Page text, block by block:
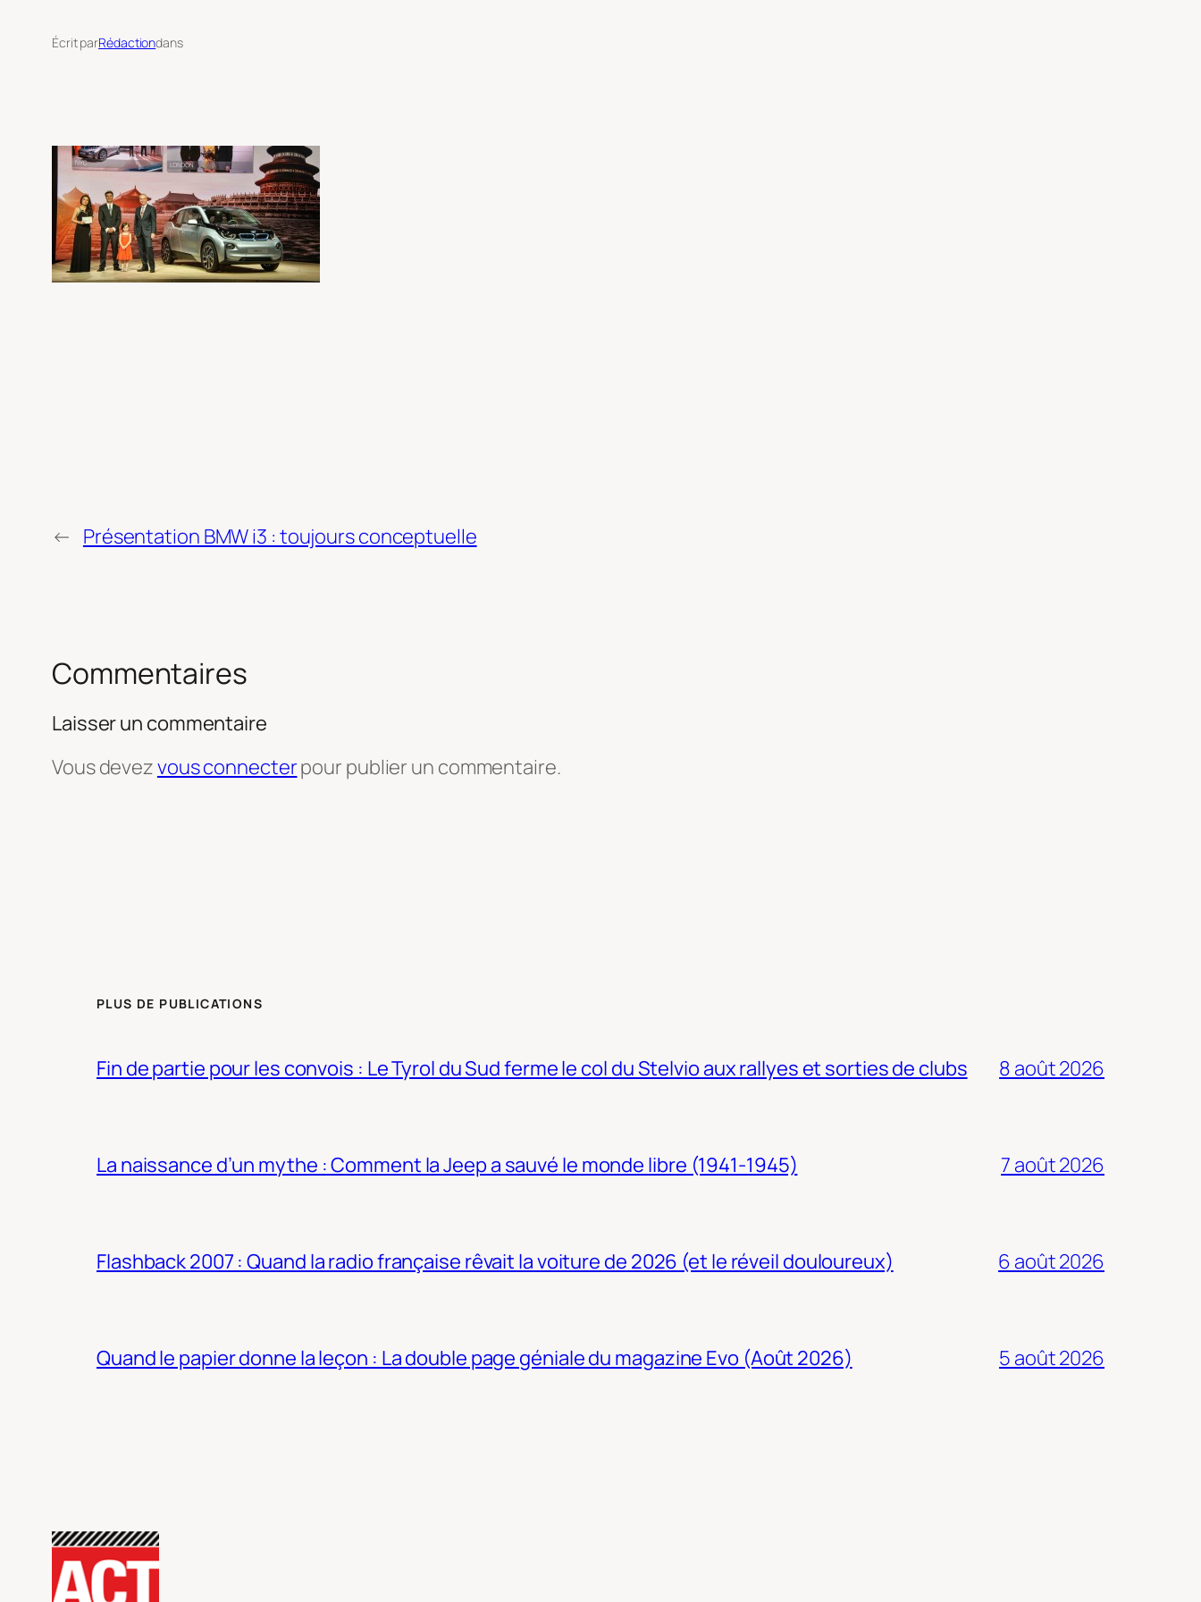
Écrit parRédactiondans
← Présentation BMW i3 : toujours conceptuelle
Commentaires
Laisser un commentaire
Vous devezvous connecterpour publier un commentaire.
PLUS DE PUBLICATIONS
Fin de partie pour les convois : Le Tyrol du Sud ferme le col du Stelvio aux rallyes et sorties de clubs 8 août 2026
La naissance d’un mythe : Comment la Jeep a sauvé le monde libre (1941-1945) 7 août 2026
Flashback 2007 : Quand la radio française rêvait la voiture de 2026 (et le réveil douloureux) 6 août 2026
Quand le papier donne la leçon : La double page géniale du magazine Evo (Août 2026) 5 août 2026